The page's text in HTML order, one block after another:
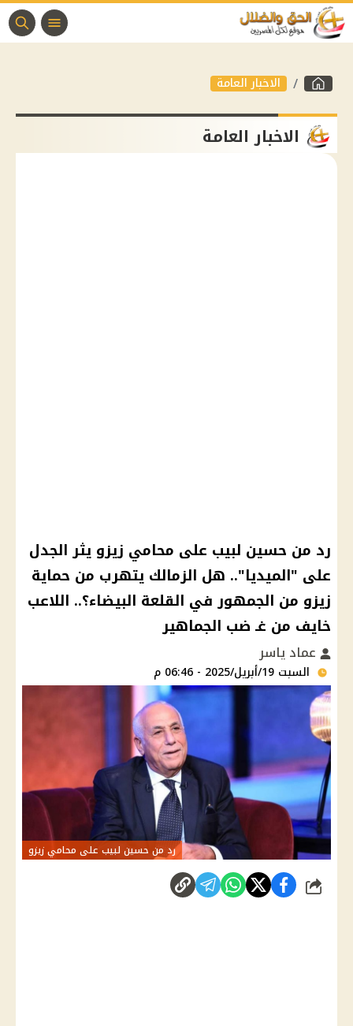
الاخبار العامة
الاخبار العامة
رد من حسين لبيب على محامي زيزو يثر الجدل
على "الميديا".. هل الزمالك يتهرب من حماية
زيزو من الجمهور في القلعة البيضاء؟.. اللاعب
خايف من غـ ضب الجماهير
عماد ياسر
السبت 19/أبريل/2025 - 06:46 م
رد من حسين لبيب على محامي زيزو
شارك